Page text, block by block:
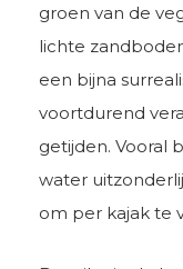
groen van de
lichte
een bijna
voortdurend
getijden. Vooral
water
om per kajak te